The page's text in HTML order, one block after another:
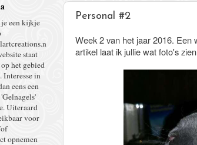
Personal #2
Week 2 van het jaar 2016. Een
artikel laat ik jullie wat foto's
een kijkje
staat
het gebied
Interesse in
eens een
Uiteraard
voor
opnemen